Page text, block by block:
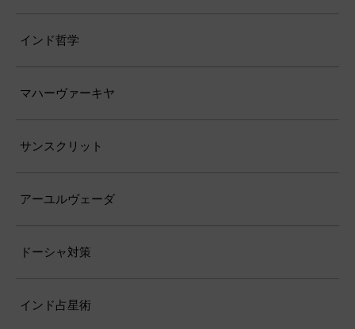
インド哲学
マハーヴァーキヤ
サンスクリット
アーユルヴェーダ
ドーシャ対策
インド占星術